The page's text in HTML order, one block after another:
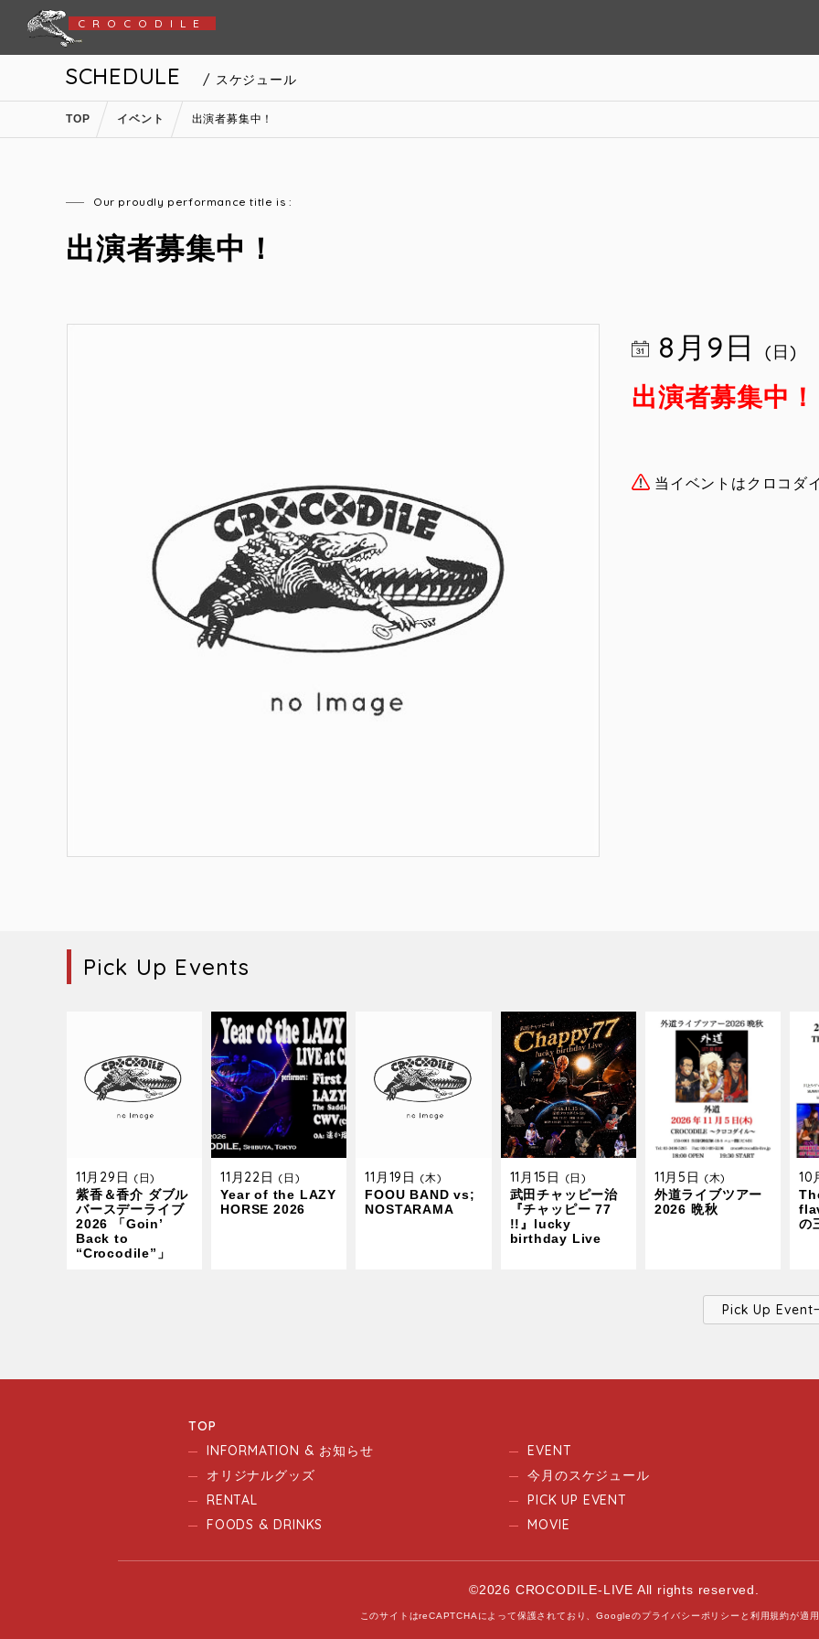
CROCODILE
SCHEDULE / スケジュール
TOP イベント 出演者募集中！
Our proudly performance title is :
出演者募集中！
8月9日(日)
出演者募集中！
当イベントはクロコダ
Pick Up Events
11月29日 (日)
紫香＆香介 ダブル
バースデーライブ
2026 「Goin’
Back to
“Crocodile”」
11月22日 (日)
Year of the LAZY
HORSE 2026
11月19日 (木)
FOOU BAND vs;
NOSTARAMA
11月15日 (日)
武田チャッピー治
『チャッピー 77
!!』lucky
birthday Live
11月5日 (木)
外道ライブツアー
2026 晩秋
10
の
Pick Up Event
TOP
INFORMATION & お知らせ
オリジナルグッズ
RENTAL
FOODS & DRINKS
EVENT
今月のスケジュール
PICK UP EVENT
MOVIE
©2026 CROCODILE-LIVE All rights reserved.
このサイトはreCAPTCHAによって保護されており、Googleのプライバシーポリシー と 利用規約が適